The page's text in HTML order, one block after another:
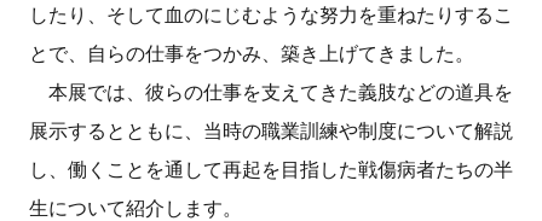
したり、そして血のにじむような努力を重ねたりするこ
とで、自らの仕事をつかみ、築き上げてきました。
本展では、彼らの仕事を支えてきた義肢などの道具を
展示するとともに、当時の職業訓練や制度について解説
し、働くことを通して再起を目指した戦傷病者たちの半
生について紹介します。